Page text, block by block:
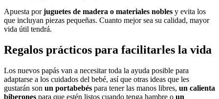
Apuesta porjuguetes de madera o materiales nobles y evita los
que incluyan piezas pequeñas. Cuanto mejor sea su calidad, mayor
vida útil tendrá.
Regalos prácticos para facilitarles la vida
Los nuevos papás van a necesitar toda la ayuda posible para
adaptarse a los cuidados del bebé, así que otras ideas que les
gustarán son un portabebés para tener las manos libres, un calienta
biberones para que estén listos cuando tenga hambre o un